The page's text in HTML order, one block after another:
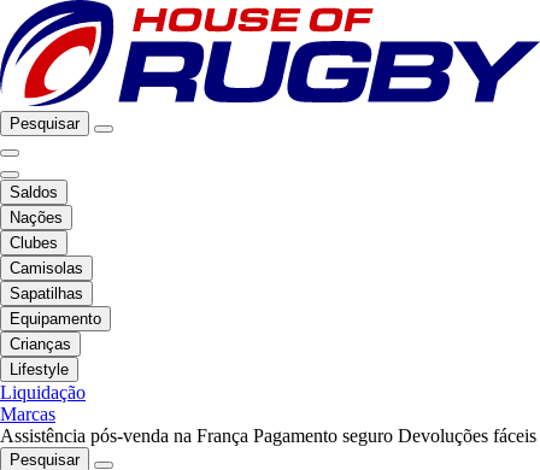
Pesquisar
Saldos
Nações
Clubes
Camisolas
Sapatilhas
Equipamento
Crianças
Lifestyle
Liquidação
Marcas
Assistência pós-venda na França Pagamento seguro Devoluções fáceis
Pesquisar